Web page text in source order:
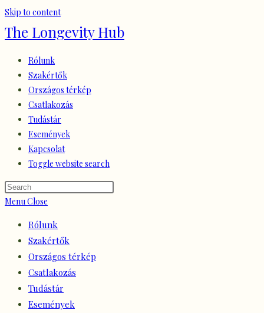
Skip to content
The Longevity Hub
Rólunk
Szakértők
Országos térkép
Csatlakozás
Tudástár
Események
Kapcsolat
Toggle website search
MenuClose
Rólunk
Szakértők
Országos térkép
Csatlakozás
Tudástár
Események